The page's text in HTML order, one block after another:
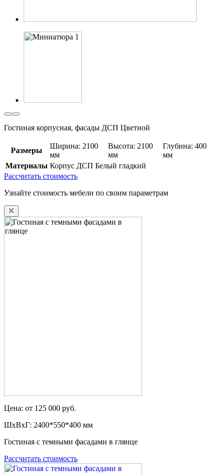
Гостиная корпусная, фасады ДСП Цветной
Размеры
Ширина: 2100
мм
Высота: 2100
мм
Глубина: 400
мм
Материалы Корпус ДСП Белый гладкий
Рассчитать стоимость
Узнайте стоимость мебели по своим параметрам
Цена: от 125 000 руб.
ШxВxГ: 2400*550*400 мм
Гостиная с темными фасадами в глянце
Рассчитать стоимость